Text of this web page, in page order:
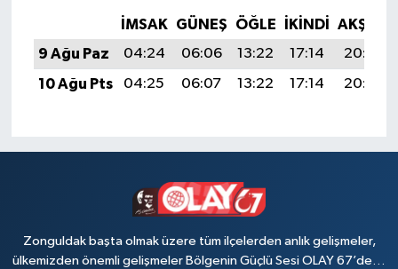
İMSAK GÜNEŞ ÖĞLE İKINDI
AKŞAM
9 Ağu Paz
04:24 06:06 13:22 17:14
20:27
10 Ağu Pts
04:25 06:07 13:22 17:14 20:26
Zonguldak başta olmak üzere tüm ilçelerden anlık gelişmeler,
ülkemizden önemli gelişmeler Bölgenin Güçlü Sesi OLAY 67’de…
Tüm Haberler